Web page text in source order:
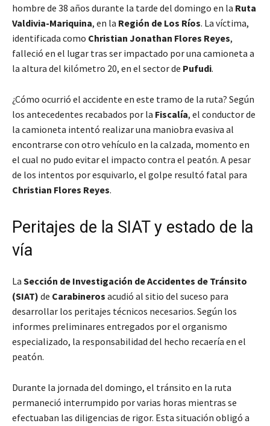
hombre de 38 años durante la tarde del domingo en la Ruta
Valdivia-Mariquina, en la Región de Los Ríos. La víctima,
identificada como Christian Jonathan Flores Reyes,
falleció en el lugar tras ser impactado por una camioneta a
la altura del kilómetro 20, en el sector de Pufudi.
¿Cómo ocurrió el accidente en este tramo de la ruta? Según
los antecedentes recabados por la Fiscalía, el conductor de
la camioneta intentó realizar una maniobra evasiva al
encontrarse con otro vehículo en la calzada, momento en
el cual no pudo evitar el impacto contra el peatón. A pesar
de los intentos por esquivarlo, el golpe resultó fatal para
Christian Flores Reyes.
Peritajes de la SIAT y estado de la
vía
La Sección de Investigación de Accidentes de Tránsito
(SIAT) de Carabineros acudió al sitio del suceso para
desarrollar los peritajes técnicos necesarios. Según los
informes preliminares entregados por el organismo
especializado, la responsabilidad del hecho recaería en el
peatón.
Durante la jornada del domingo, el tránsito en la ruta
permaneció interrumpido por varias horas mientras se
efectuaban las diligencias de rigor. Esta situación obligó a